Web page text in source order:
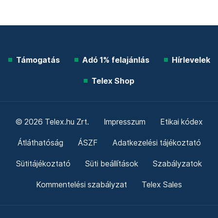
Támogatás Adó 1% felajánlás Hírlevelek
Telex Shop
© 2026 Telex.hu Zrt. Impresszum Etikai kódex
Átláthatóság ÁSZF Adatkezelési tájékoztató
Sütitájékoztató Süti beállítások Szabályzatok
Kommentelési szabályzat Telex Sales